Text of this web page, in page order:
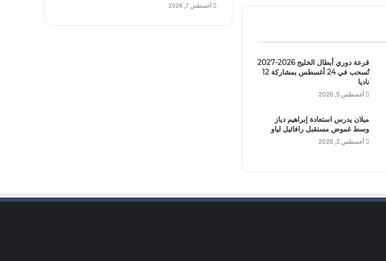
قرعة دوري أبطال الخليج 2026-2027
تُسحب في 24 أغسطس بمشاركة 12
ناديا
أغسطس 5, 2026
ميلان يدرس استعادة إبراهيم دياز
وسط غموض مستقبل رافائيل لياو
أغسطس 2, 2026
أغسطس 7, 2026